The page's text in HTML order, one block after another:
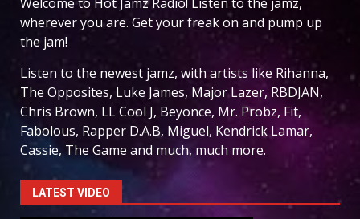
wherever you are. Get your freak on and pump up
the jam!
Listen to the newest jamz, with artists like Rihanna,
The Opposites, Luke James, Major Lazer, RBDJAN,
Chris Brown, LL Cool J, Beyonce, Mr. Probz, Fit,
Fabolous, Rapper D.A.B, Miguel, Kendrick Lamar,
Cassie, The Game and much, much more.
LATEST VIDEO